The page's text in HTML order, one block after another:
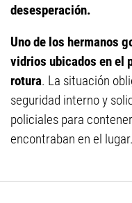
desesperación.
Uno de los hermanos
vidrios ubicados en el
rotura. La situación
seguridad interno y
policiales para
encontraban en el lugar.